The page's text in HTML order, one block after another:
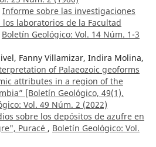
Informe sobre las investigaciones
laboratorios de la Facultad
Boletín Geológico: Vol. 14 Núm. 1-3
Fanny Villamizar, Indira Molina,
of Palaeozoic geoforms
attributes in a region of the
[Boletín Geológico, 49(1),
Vol. 49 Núm. 2 (2022)
sobre los depósitos de azufre en
Puracé , Boletín Geológico: Vol.